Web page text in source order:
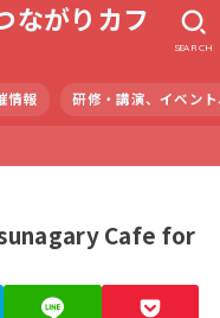
ながりカフ
情報 研修・講演、イベン
SEARCH
Cafe for